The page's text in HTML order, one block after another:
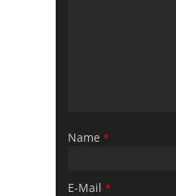
Name *
E-Mail *